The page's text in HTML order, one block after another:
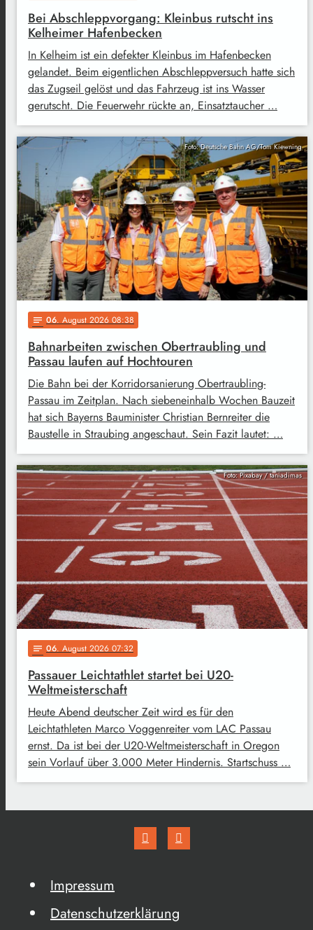
Bei Abschleppvorgang: Kleinbus rutscht ins
Kelheimer Hafenbecken
In Kelheim ist ein defekter Kleinbus im Hafenbecken
gelandet. Beim eigentlichen Abschleppversuch hatte sich
das Zugseil gelöst und das Fahrzeug ist ins Wasser
gerutscht. Die Feuerwehr rückte an, Einsatztaucher …
Foto: Deutsche Bahn AG/Tom Kiewning
notes 06. August 2026 08:38
Bahnarbeiten zwischen Obertraubling und
Passau laufen auf Hochtouren
Die Bahn bei der Korridorsanierung Obertraubling-
Passau im Zeitplan. Nach siebeneinhalb Wochen Bauzeit
hat sich Bayerns Bauminister Christian Bernreiter die
Baustelle in Straubing angeschaut. Sein Fazit lautet: …
Foto: Pixabay / taniadimas
notes 06. August 2026 07:32
Passauer Leichtathlet startet bei U20-
Weltmeisterschaft
Heute Abend deutscher Zeit wird es für den
Leichtathleten Marco Voggenreiter vom LAC Passau
ernst. Da ist bei der U20-Weltmeisterschaft in Oregon
sein Vorlauf über 3.000 Meter Hindernis. Startschuss …
Impressum
Datenschutzerklärung